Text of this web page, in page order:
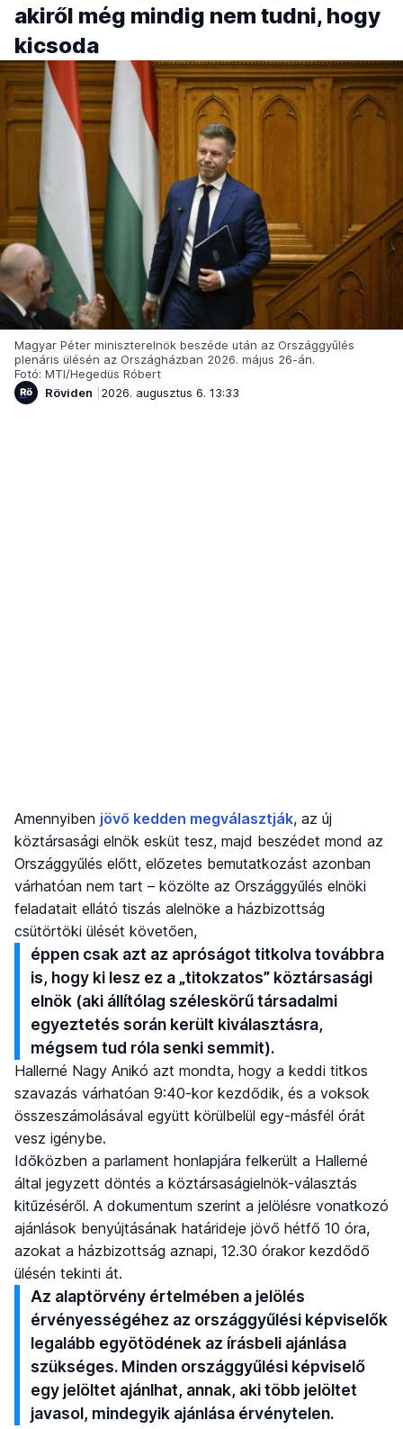
akiről még mindig nem tudni, hogy
kicsoda
Magyar Péter miniszterelnök beszéde után az Országgyűlés
plenáris ülésén az Országházban 2026. május 26-án.
Fotó: MTI/Hegedüs Róbert
Röviden
2026. augusztus 6. 13:33
Amennyiben jövő kedden megválasztják, az új
köztársasági elnök esküt tesz, majd beszédet mond az
Országgyűlés előtt, előzetes bemutatkozást azonban
várhatóan nem tart – közölte az Országgyűlés elnöki
feladatait ellátó tiszás alelnöke a házbizottság
csütörtöki ülését követően,
éppen csak azt az apróságot titkolva továbbra
is, hogy ki lesz ez a „titokzatos” köztársasági
elnök (aki állítólag széleskörű társadalmi
egyeztetés során került kiválasztásra,
mégsem tud róla senki semmit).
Hallerné Nagy Anikó azt mondta, hogy a keddi titkos
szavazás várhatóan 9:40-kor kezdődik, és a voksok
összeszámolásával együtt körülbelül egy-másfél órát
vesz igénybe.
Időközben a parlament honlapjára felkerült a Hallerné
által jegyzett döntés a köztársaságielnök-választás
kitűzéséről. A dokumentum szerint a jelölésre vonatkozó
ajánlások benyújtásának határideje jövő hétfő 10 óra,
azokat a házbizottság aznapi, 12.30 órakor kezdődő
ülésén tekinti át.
Az alaptörvény értelmében a jelölés
érvényességéhez az országgyűlési képviselők
legalább egyötödének az írásbeli ajánlása
szükséges. Minden országgyűlési képviselő
egy jelöltet ajánlhat, annak, aki több jelöltet
javasol, mindegyik ajánlása érvénytelen.